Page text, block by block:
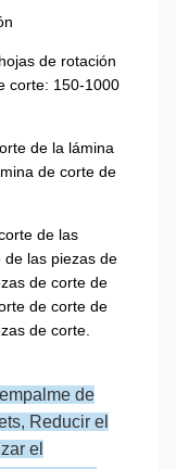
de rotación
corte: 150-1000
de la lámina
de corte de
de las
de las piezas de
de corte de
de corte de
de corte.
de
Reducir el
el